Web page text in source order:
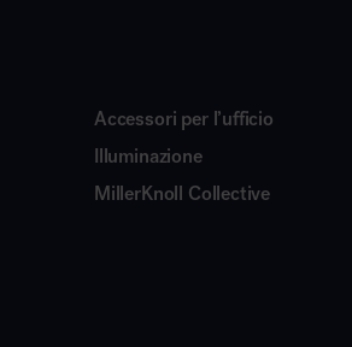
Accessori per l’ufficio
Illuminazione
MillerKnoll Collective